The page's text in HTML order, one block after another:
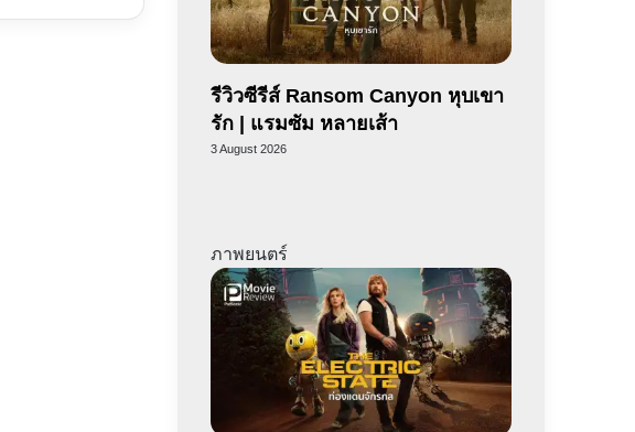
รีวิวซีรีส์ Ransom Canyon หุบเขา
รัก | แรมซัม หลายเส้า
3 August 2026
ภาพยนตร์